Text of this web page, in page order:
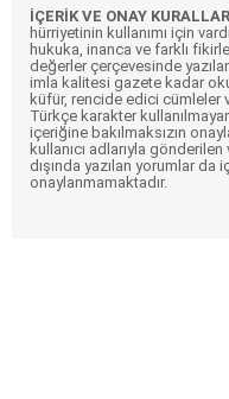
İÇERİK VE ONAY
hürriyetinin kullanımı için
hukuka, inanca ve farklı
değerler çerçevesinde
imla kalitesi gazete kadar
küfür, rencide edici cümleler
Türkçe karakter
içeriğine bakılmaksızın
kullanıcı adlarıyla gönderilen
dışında yazılan yorumlar da
onaylanmamaktadır.